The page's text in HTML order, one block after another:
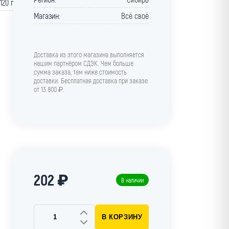
120 г
Магазин:
Всё своё
Доставка из этого магазина выполняется
нашим партнёром СДЭК. Чем больше
сумма заказа, тем ниже стоимость
доставки. Бесплатная доставка при заказе
от 13 800 ₽.
202 ₽ В наличии
В КОРЗИНУ